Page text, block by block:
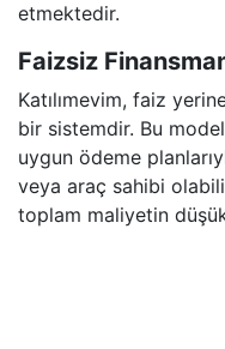
etmektedir.
Faizsiz
Katılımevim, faiz
bir sistemdir. Bu
uygun ödeme
veya araç sahibi
toplam maliyetin